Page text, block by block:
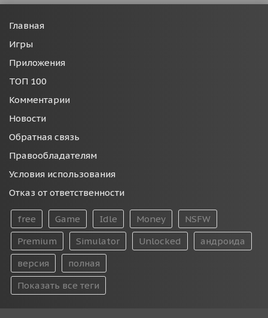
Главная
Игры
Приложения
ТОП 100
Комментарии
Новости
Обратная связь
Правообладателям
Условия использования
Отказ от ответственности
free Game Idle Money
NSFW
Premium
Simulator Unlocked
андроида
версия
полная
Показать все теги